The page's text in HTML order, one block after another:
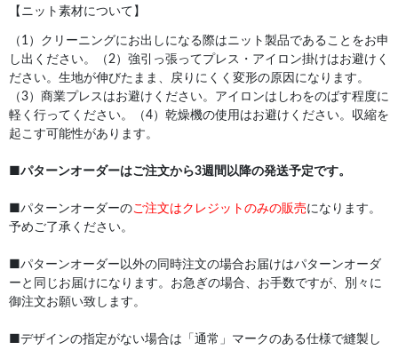
【ニット素材について】
（1）クリーニングにお出しになる際はニット製品であることをお申
し出ください。（2）強引っ張ってプレス・アイロン掛けはお避けく
ださい。生地が伸びたまま、戻りにくく変形の原因になります。
（3）商業プレスはお避けください。アイロンはしわをのばす程度に
軽く行ってください。（4）乾燥機の使用はお避けください。収縮を
起こす可能性があります。
パターンオーダーはご注文から3週間以降の発送予定です。
■パターンオーダーのご注文はクレジットのみの販売になります。
予めご了承ください。
■パターンオーダー以外の同時注文の場合お届けはパターンオーダ
ーと同じお届けになります。お急ぎの場合、お手数ですが、別々に
御注文お願い致します。
■デザインの指定がない場合は「通常」マークのある仕様で縫製し